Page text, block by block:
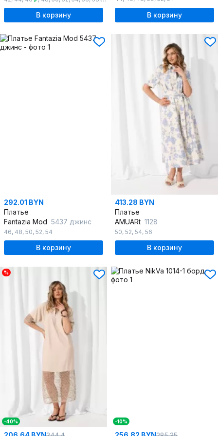
В корзину В корзину
292.01 BYN
Платье
Fantazia Mod 5437 джинс
46, 48, 50, 52, 54
В корзину
413.28 BYN
Платье
AMUARt 1128
50, 52, 54, 56
В корзину
%
-40% -10%